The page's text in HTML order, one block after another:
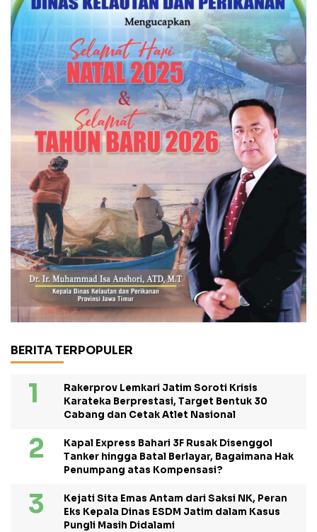
BERITA TERPOPULER
Rakerprov Lemkari Jatim Soroti Krisis
Karateka Berprestasi, Target Bentuk 30
Cabang dan Cetak Atlet Nasional
Kapal Express Bahari 3F Rusak Disenggol
Tanker hingga Batal Berlayar, Bagaimana Hak
Penumpang atas Kompensasi?
Kejati Sita Emas Antam dari Saksi NK, Peran
Eks Kepala Dinas ESDM Jatim dalam Kasus
Pungli Masih Didalami